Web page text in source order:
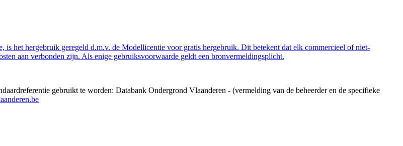
het hergebruik geregeld d.m.v. de Modellicentie voor gratis hergebruik. Dit betekent dat elk commercieel of niet-
aan verbonden zijn. Als enige gebruiksvoorwaarde geldt een bronvermeldingsplicht.
gebruikt te worden: Databank Ondergrond Vlaanderen - (vermelding van de beheerder en de specifieke